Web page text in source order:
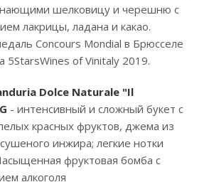
шелковицу и черешню с
лакрицы, ладана и какао.
Concours Mondial в Брюсселе
5StarsWines of Vinitaly 2019.
Dolce Naturale "Il
- интенсивный и сложный букет с
красных фруктов, джема из
инжира; легкие нотки
фруктовая бомба с
алкоголя